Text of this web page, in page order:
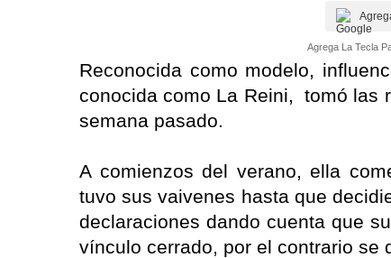
Agrega La Tecla
Reconocida como modelo,
conocida como La Reini, tomó las
semana pasado.
A comienzos del verano, ella
tuvo sus vaivenes hasta que
declaraciones dando cuenta que
vínculo cerrado, por el contrario se